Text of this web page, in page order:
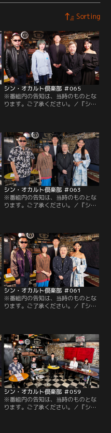
Sorting
シン・オカルト倶楽部 ＃065
※番組内の告知は、当時のものとな
ります。ご了承ください。／『シ
の凄さを体験した話を披露し、三上
は日本人のルーツに関わるキルギス
と日本の関係を解説！さらに角が語
る恐怖の心霊物件についてと訪れた
後に起きた現象とは？今回も是非お
見逃しなく！
シン・オカルト倶楽部 ＃063
※番組内の告知は、当時のものとな
ります。ご了承ください。／『シ
ーク集第9弾！！諸事情で放送でき
なかったトークを紹介！UFO、心霊
写真、ビッグフット、生まれ変わり
など毎度尽きることない様々なオカ
ルト話をお届け！このメンバーだか
らこその空気感でオカルトの数々を
お楽しみください！！
シン・オカルト倶楽部 ＃061
※番組内の告知は、当時のものとな
ります。ご了承ください。／『シ
じる。島田は様々な人が体験してい
る不思議な夢の話を語る！角はモン
ゴルでの取材体験で譲り受けたアイ
テムを披露し現場が驚愕！？さらに
並木は奇妙な映像を紹介！
シン・オカルト倶楽部 ＃059
※番組内の告知は、当時のものとな
ります。ご了承ください。／『シ